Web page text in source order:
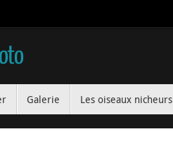
Galerie Les oiseaux nicheurs